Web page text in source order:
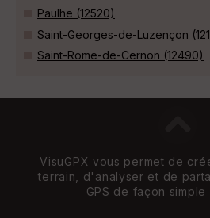
Paulhe (12520)
Saint-Georges-de-Luzençon
Saint-Rome-de-Cernon (12490)
VisuGPX vous permet de
terrain, d'analyser et de
GPS de façon